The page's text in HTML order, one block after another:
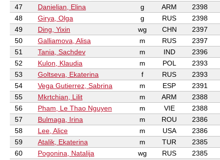
47
Danielian, Elina g ARM
2398
48
Girya, Olga g RUS
2398
49
Ding, Yixin wg CHN
2397
50
Galliamova, Alisa m RUS
2397
51
Tania, Sachdev m IND
2396
52
Kulon, Klaudia m POL
2393
53
Goltseva, Ekaterina f RUS
2393
54
Vega Gutierrez, Sabrina m ESP
2391
55
Mkrtchian, Lilit m ARM
2388
56
Pham, Le Thao Nguyen m VIE
2388
57
Bulmaga, Irina m ROU
2386
58
Lee, Alice m USA
2386
59
Atalik, Ekaterina m TUR
2385
60
Pogonina, Natalija wg RUS
2385